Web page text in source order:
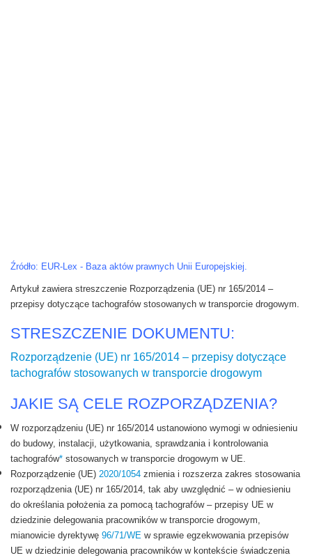
Źródło: EUR-Lex - Baza aktów prawnych Unii Europejskiej.
Artykuł zawiera streszczenie Rozporządzenia (UE) nr 165/2014 –
przepisy dotyczące tachografów stosowanych w transporcie drogowym.
STRESZCZENIE DOKUMENTU:
Rozporządzenie (UE) nr 165/2014 – przepisy dotyczące
tachografów stosowanych w transporcie drogowym
JAKIE SĄ CELE ROZPORZĄDZENIA?
W rozporządzeniu (UE) nr 165/2014 ustanowiono wymogi w odniesieniu
do budowy, instalacji, użytkowania, sprawdzania i kontrolowania
tachografów* stosowanych w transporcie drogowym w UE.
Rozporządzenie (UE) 2020/1054 zmienia i rozszerza zakres stosowania
rozporządzenia (UE) nr 165/2014, tak aby uwzględnić – w odniesieniu
do określania położenia za pomocą tachografów – przepisy UE w
dziedzinie delegowania pracowników w transporcie drogowym,
mianowicie dyrektywę 96/71/WE w sprawie egzekwowania przepisów
UE w dziedzinie delegowania pracowników w kontekście świadczenia